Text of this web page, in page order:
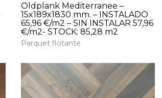
Oldplank Mediterranee –
15x189x1830 mm. – INSTALADO
65,96 €/m2 – SIN INSTALAR 57,96
€/m2- STOCK: 85,28 m2
Parquet flotante